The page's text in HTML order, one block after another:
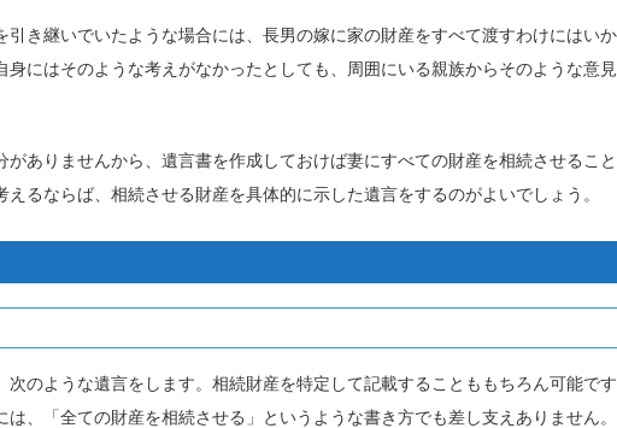
き継いでいたような場合には、長男の嫁に家の財産をすべて渡すわけにはい
にはそのような考えがなかったとしても、周囲にいる親族からそのような意
がありませんから、遺言書を作成しておけば妻にすべての財産を相続させるこ
るならば、相続させる財産を具体的に示した遺言をするのがよいでしょう。
のような遺言をします。相続財産を特定して記載することももちろん可能で
、「全ての財産を相続させる」というような書き方でも差し支えありません。